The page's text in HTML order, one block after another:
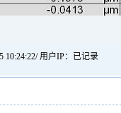
10:24:22/ 用户IP：已记录